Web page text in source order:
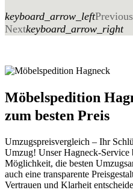
keyboard_arrow_leftPrevious
Nextkeyboard_arrow_right
Möbelspedition
zum besten Preis
Umzugspreisvergleich – Ihr
Umzug! Unser Hagneck-Service
Möglichkeit, die besten
auch eine transparente
Vertrauen und Klarheit